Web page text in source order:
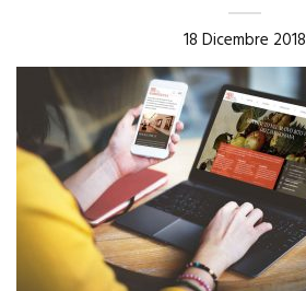
18 Dicembre 2018